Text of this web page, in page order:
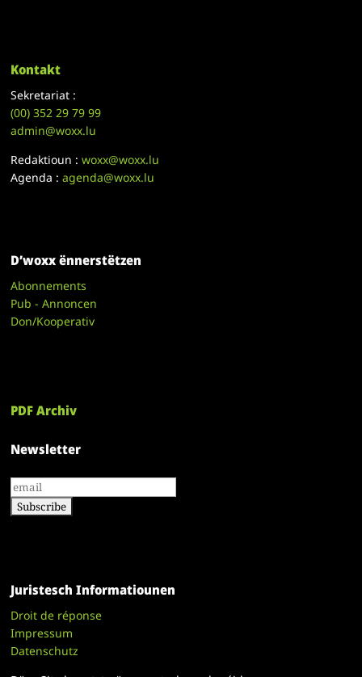
Kontakt
Sekretariat :
(00)352 29 79 99
admin@woxx.lu
Redaktioun :woxx@woxx.lu
Agenda :agenda@woxx.lu
D’woxx ënnerstëtzen
Abonnements
Pub - Annoncen
Don/Kooperativ
PDF Archiv
Newsletter
Juristesch Informatiounen
Droit de réponse
Impressum
Datenschutz